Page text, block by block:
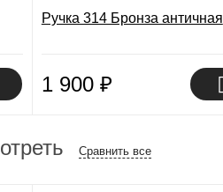
Ручка 314 Бронза античная
1 900 ₽
Сравнить все